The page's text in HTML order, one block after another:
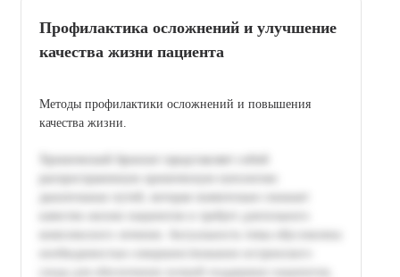
Профилактика осложнений и улучшение
качества жизни пациента
Методы профилактики осложнений и повышения
качества жизни.